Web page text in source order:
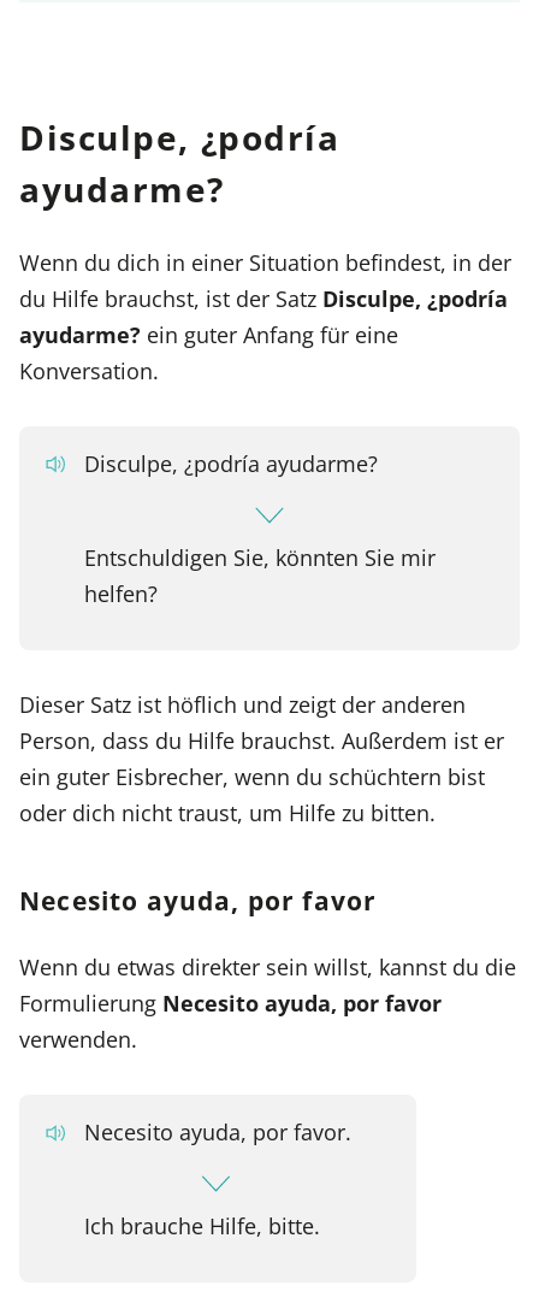
Disculpe, ¿podría
ayudarme?
Wenn du dich in einer Situation befindest, in der
du Hilfe brauchst, ist der Satz Disculpe, ¿podría
ayudarme? ein guter Anfang für eine
Konversation.
Disculpe, ¿podría ayudarme?
Entschuldigen Sie, könnten Sie mir
helfen?
Dieser Satz ist höflich und zeigt der anderen
Person, dass du Hilfe brauchst. Außerdem ist er
ein guter Eisbrecher, wenn du schüchtern bist
oder dich nicht traust, um Hilfe zu bitten.
Necesito ayuda, por favor
Wenn du etwas direkter sein willst, kannst du die
Formulierung Necesito ayuda, por favor
verwenden.
Necesito ayuda, por favor.
Ich brauche Hilfe, bitte.